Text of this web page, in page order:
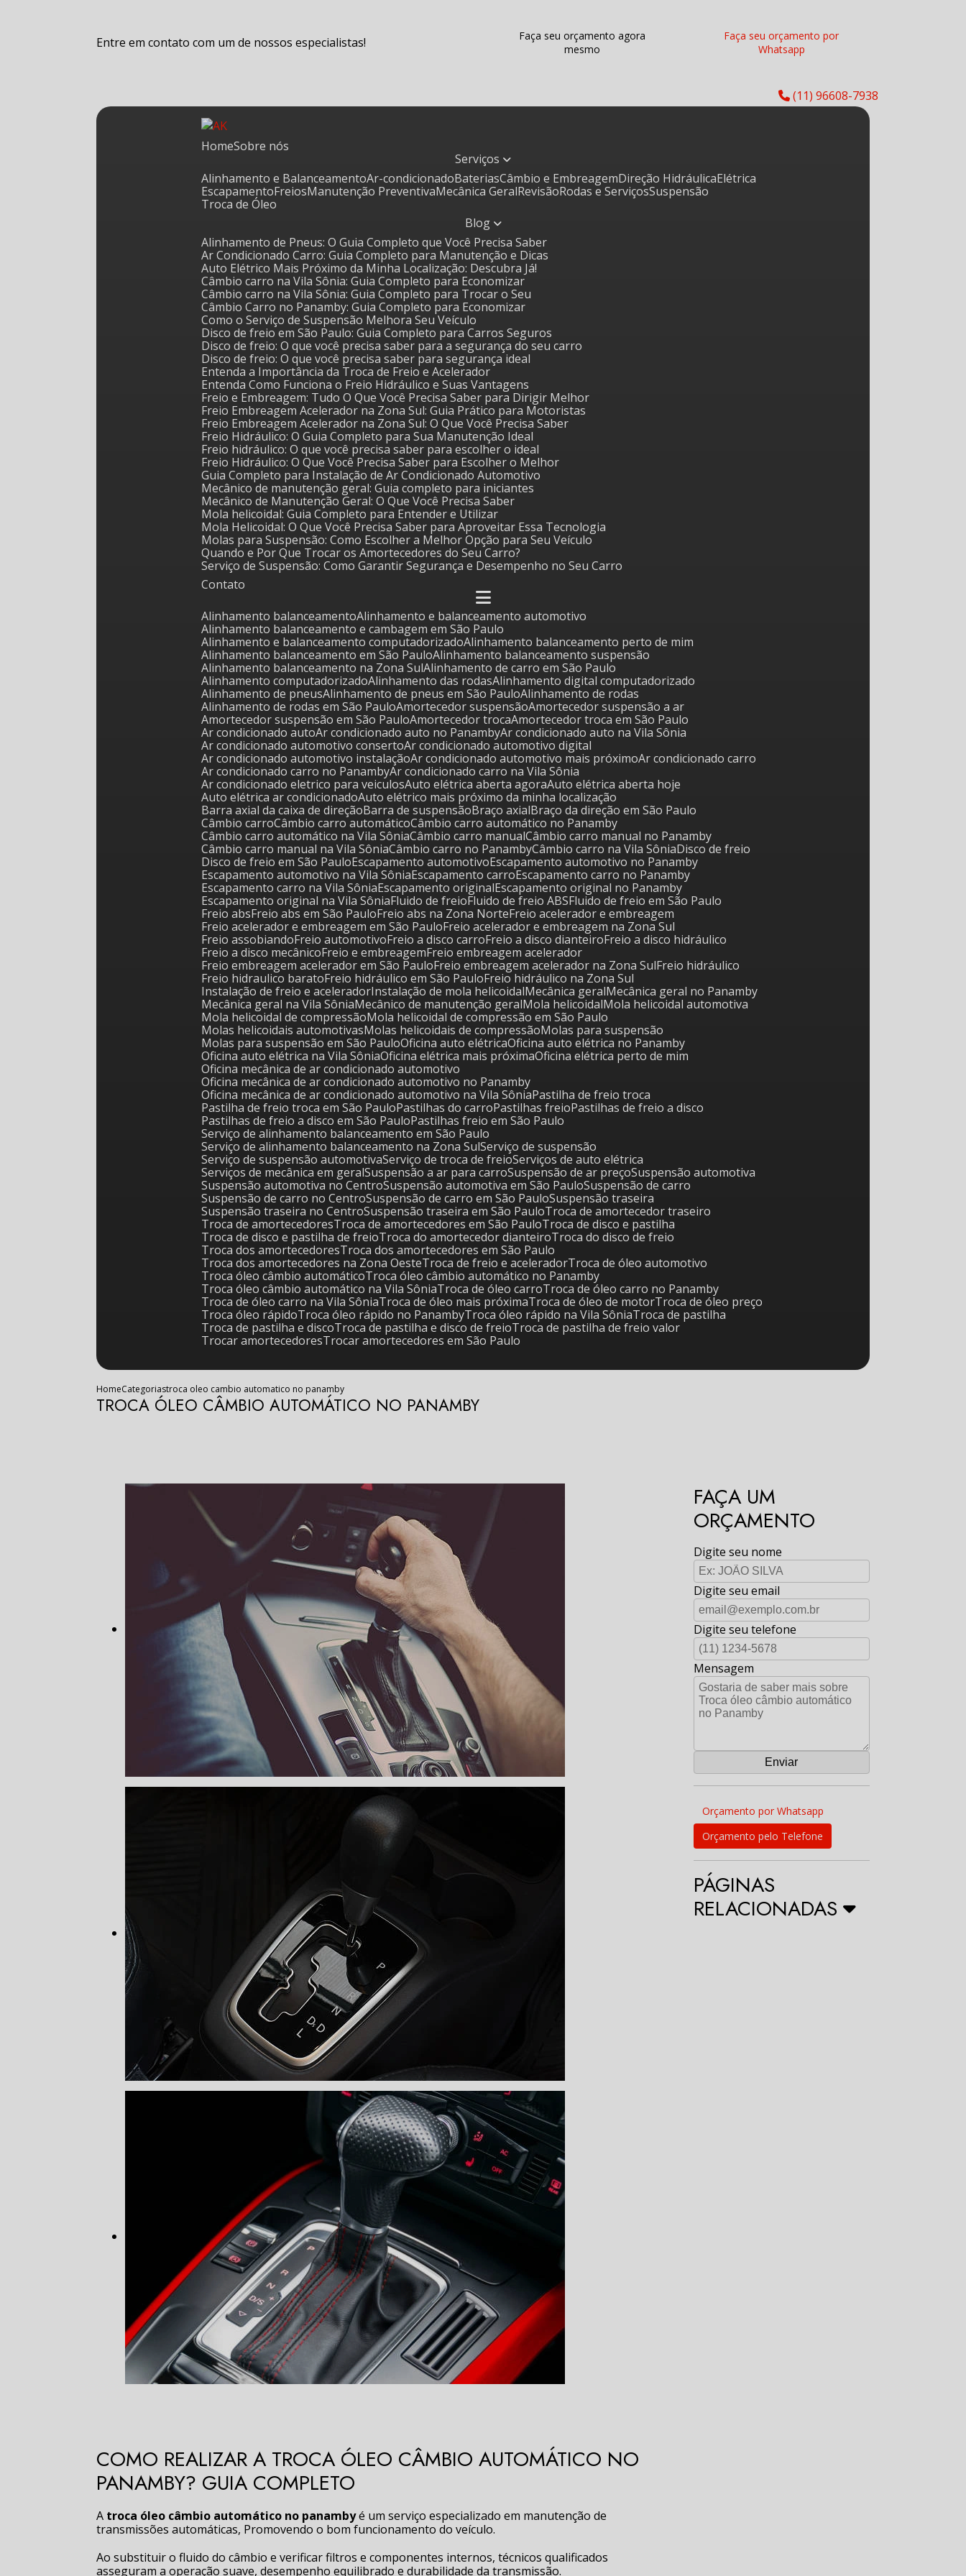
Entre em contato com um de nossos especialistas!
Faça seu orçamento agora
mesmo
Faça seu orçamento por
Whatsapp
(11) 96608-7938
Home Sobre nós
Serviços
Alinhamento e Balanceamento Ar-condicionado Baterias Câmbio e Embreagem Direção Hidráulica Elétrica
Escapamento Freios Manutenção Preventiva Mecânica Geral Revisão Rodas e Serviços Suspensão
Troca de Óleo
Blog
Alinhamento de Pneus: O Guia Completo que Você Precisa Saber
Ar Condicionado Carro: Guia Completo para Manutenção e Dicas
Auto Elétrico Mais Próximo da Minha Localização: Descubra Já!
Câmbio carro na Vila Sônia: Guia Completo para Economizar
Câmbio carro na Vila Sônia: Guia Completo para Trocar o Seu
Câmbio Carro no Panamby: Guia Completo para Economizar
Como o Serviço de Suspensão Melhora Seu Veículo
Disco de freio em São Paulo: Guia Completo para Carros Seguros
Disco de freio: O que você precisa saber para a segurança do seu carro
Disco de freio: O que você precisa saber para segurança ideal
Entenda a Importância da Troca de Freio e Acelerador
Entenda Como Funciona o Freio Hidráulico e Suas Vantagens
Freio e Embreagem: Tudo O Que Você Precisa Saber para Dirigir Melhor
Freio Embreagem Acelerador na Zona Sul: Guia Prático para Motoristas
Freio Embreagem Acelerador na Zona Sul: O Que Você Precisa Saber
Freio Hidráulico: O Guia Completo para Sua Manutenção Ideal
Freio hidráulico: O que você precisa saber para escolher o ideal
Freio Hidráulico: O Que Você Precisa Saber para Escolher o Melhor
Guia Completo para Instalação de Ar Condicionado Automotivo
Mecânico de manutenção geral: Guia completo para iniciantes
Mecânico de Manutenção Geral: O Que Você Precisa Saber
Mola helicoidal: Guia Completo para Entender e Utilizar
Mola Helicoidal: O Que Você Precisa Saber para Aproveitar Essa Tecnologia
Molas para Suspensão: Como Escolher a Melhor Opção para Seu Veículo
Quando e Por Que Trocar os Amortecedores do Seu Carro?
Serviço de Suspensão: Como Garantir Segurança e Desempenho no Seu Carro
Contato
Alinhamento balanceamento Alinhamento e balanceamento automotivo
Alinhamento balanceamento e cambagem em São Paulo
Alinhamento e balanceamento computadorizado Alinhamento balanceamento perto de mim
Alinhamento balanceamento em São Paulo Alinhamento balanceamento suspensão
Alinhamento balanceamento na Zona Sul Alinhamento de carro em São Paulo
Alinhamento computadorizado Alinhamento das rodas Alinhamento digital computadorizado
Alinhamento de pneus Alinhamento de pneus em São Paulo Alinhamento de rodas
Alinhamento de rodas em São Paulo Amortecedor suspensão Amortecedor suspensão a ar
Amortecedor suspensão em São Paulo Amortecedor troca Amortecedor troca em São Paulo
Ar condicionado auto Ar condicionado auto no Panamby Ar condicionado auto na Vila Sônia
Ar condicionado automotivo conserto Ar condicionado automotivo digital
Ar condicionado automotivo instalação Ar condicionado automotivo mais próximo Ar condicionado carro
Ar condicionado carro no Panamby Ar condicionado carro na Vila Sônia
Ar condicionado eletrico para veiculos Auto elétrica aberta agora Auto elétrica aberta hoje
Auto elétrica ar condicionado Auto elétrico mais próximo da minha localização
Barra axial da caixa de direção Barra de suspensão Braço axial Braço da direção em São Paulo
Câmbio carro Câmbio carro automático Câmbio carro automático no Panamby
Câmbio carro automático na Vila Sônia Câmbio carro manual Câmbio carro manual no Panamby
Câmbio carro manual na Vila Sônia Câmbio carro no Panamby Câmbio carro na Vila Sônia
Disco de freio
Disco de freio em São Paulo Escapamento automotivo Escapamento automotivo no Panamby
Escapamento automotivo na Vila Sônia Escapamento carro Escapamento carro no Panamby
Escapamento carro na Vila Sônia Escapamento original Escapamento original no Panamby
Escapamento original na Vila Sônia Fluido de freio Fluido de freio ABS Fluido de freio em São Paulo
Freio abs Freio abs em São Paulo Freio abs na Zona Norte Freio acelerador e embreagem
Freio acelerador e embreagem em São Paulo Freio acelerador e embreagem na Zona Sul
Freio assobiando Freio automotivo Freio a disco carro Freio a disco dianteiro Freio a disco hidráulico
Freio a disco mecânico Freio e embreagem Freio embreagem acelerador
Freio embreagem acelerador em São Paulo Freio embreagem acelerador na Zona Sul Freio hidráulico
Freio hidraulico barato Freio hidráulico em São Paulo Freio hidráulico na Zona Sul
Instalação de freio e acelerador Instalação de mola helicoidal Mecânica geral
Mecânica geral no Panamby
Mecânica geral na Vila Sônia
Mecânico de manutenção geral Mola helicoidal
Mola helicoidal automotiva
Mola helicoidal de compressão
Mola helicoidal de compressão em São Paulo
Molas helicoidais automotivas
Molas helicoidais de compressão
Molas para suspensão
Molas para suspensão em São Paulo Oficina auto elétrica Oficina auto elétrica no Panamby
Oficina auto elétrica na Vila Sônia Oficina elétrica mais próxima Oficina elétrica perto de mim
Oficina mecânica de ar condicionado automotivo
Oficina mecânica de ar condicionado automotivo no Panamby
Oficina mecânica de ar condicionado automotivo na Vila Sônia Pastilha de freio troca
Pastilha de freio troca em São Paulo Pastilhas do carro Pastilhas freio Pastilhas de freio a disco
Pastilhas de freio a disco em São Paulo Pastilhas freio em São Paulo
Serviço de alinhamento balanceamento em São Paulo
Serviço de alinhamento balanceamento na Zona Sul Serviço de suspensão
Serviço de suspensão automotiva Serviço de troca de freio Serviços de auto elétrica
Serviços de mecânica em geral Suspensão a ar para carro Suspensão de ar preço Suspensão automotiva
Suspensão automotiva no Centro Suspensão automotiva em São Paulo Suspensão de carro
Suspensão de carro no Centro Suspensão de carro em São Paulo Suspensão traseira
Suspensão traseira no Centro Suspensão traseira em São Paulo Troca de amortecedor traseiro
Troca de amortecedores Troca de amortecedores em São Paulo Troca de disco e pastilha
Troca de disco e pastilha de freio Troca do amortecedor dianteiro Troca do disco de freio
Troca dos amortecedores Troca dos amortecedores em São Paulo
Troca dos amortecedores na Zona Oeste Troca de freio e acelerador Troca de óleo automotivo
Troca óleo câmbio automático Troca óleo câmbio automático no Panamby
Troca óleo câmbio automático na Vila Sônia Troca de óleo carro Troca de óleo carro no Panamby
Troca de óleo carro na Vila Sônia Troca de óleo mais próxima Troca de óleo de motor Troca de óleo preço
Troca óleo rápido Troca óleo rápido no Panamby Troca óleo rápido na Vila Sônia Troca de pastilha
Troca de pastilha e disco Troca de pastilha e disco de freio Troca de pastilha de freio valor
Trocar amortecedores Trocar amortecedores em São Paulo
HomeCategoriastroca oleo cambio automatico no panamby
TROCA ÓLEO CÂMBIO AUTOMÁTICO NO PANAMBY
COMO REALIZAR A TROCA ÓLEO CÂMBIO AUTOMÁTICO NO
PANAMBY? GUIA COMPLETO
A troca óleo câmbio automático no panambyé um serviço especializado em manutenção de
transmissões automáticas, Promovendo o bom funcionamento do veículo.
Ao substituir o fluido do câmbio e verificar filtros e componentes internos, técnicos qualificados
asseguram a operação suave, desempenho equilibrado e durabilidade da transmissão.
FAÇA UM
ORÇAMENTO
Digite seu nome
Digite seu email
Digite seu telefone
Mensagem
Orçamento por Whatsapp
Orçamento pelo Telefone
PÁGINAS
RELACIONADAS